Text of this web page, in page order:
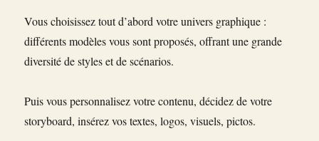
Vous choisissez tout d’abord votre univers graphique :
différents modèles vous sont proposés, offrant une grande
diversité de styles et de scénarios.
Puis vous personnalisez votre contenu, décidez de votre
storyboard, insérez vos textes, logos, visuels, pictos.